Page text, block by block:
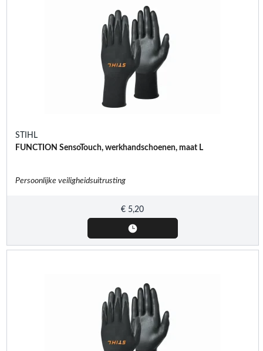
STIHL
FUNCTION SensoTouch, werkhandschoenen, maat L
Persoonlijke veiligheidsuitrusting
€ 5,20